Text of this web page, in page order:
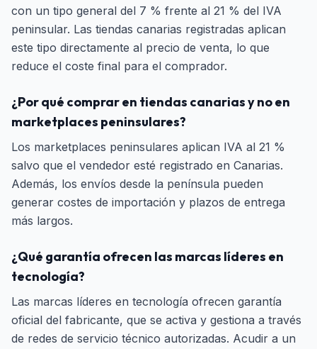
con un tipo general del 7 % frente al 21 % del IVA
peninsular. Las tiendas canarias registradas aplican
este tipo directamente al precio de venta, lo que
reduce el coste final para el comprador.
¿Por qué comprar en tiendas canarias y no en
marketplaces peninsulares?
Los marketplaces peninsulares aplican IVA al 21 %
salvo que el vendedor esté registrado en Canarias.
Además, los envíos desde la península pueden
generar costes de importación y plazos de entrega
más largos.
¿Qué garantía ofrecen las marcas líderes en
tecnología?
Las marcas líderes en tecnología ofrecen garantía
oficial del fabricante, que se activa y gestiona a través
de redes de servicio técnico autorizadas. Acudir a un